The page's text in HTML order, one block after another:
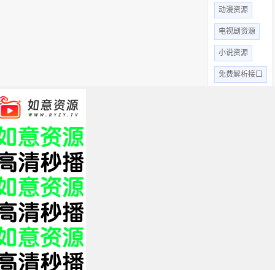
动漫资源
电视剧资源
小说资源
免费解析接口
关于我们 免责申明
Copyright © 2019 影视站长圈 www.yszzq.com 版权所有